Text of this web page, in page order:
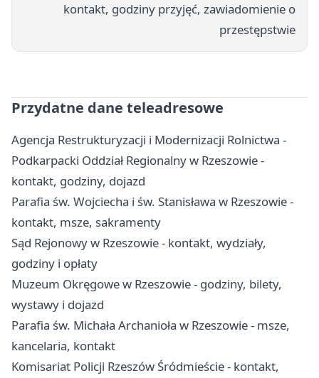
kontakt, godziny przyjęć, zawiadomienie o
przestępstwie
Przydatne dane teleadresowe
Agencja Restrukturyzacji i Modernizacji Rolnictwa -
Podkarpacki Oddział Regionalny w Rzeszowie -
kontakt, godziny, dojazd
Parafia św. Wojciecha i św. Stanisława w Rzeszowie -
kontakt, msze, sakramenty
Sąd Rejonowy w Rzeszowie - kontakt, wydziały,
godziny i opłaty
Muzeum Okręgowe w Rzeszowie - godziny, bilety,
wystawy i dojazd
Parafia św. Michała Archanioła w Rzeszowie - msze,
kancelaria, kontakt
Komisariat Policji Rzeszów Śródmieście - kontakt,